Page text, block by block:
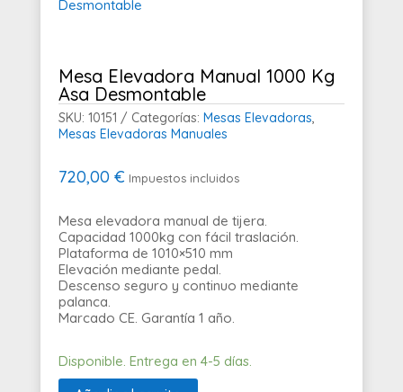
Mesa Elevadora Manual 1000 Kg
Asa Desmontable
SKU: 10151 Categorías: Mesas Elevadoras
Mesas Elevadoras Manuales
720,00 € Impuestos incluidos
Mesa elevadora manual de tijera.
Capacidad 1000kg con fácil traslación.
Plataforma de 1010×510 mm
Elevación mediante pedal.
Descenso seguro y continuo mediante
palanca.
Marcado CE. Garantía 1 año.
Disponible. Entrega en 4-5 días.